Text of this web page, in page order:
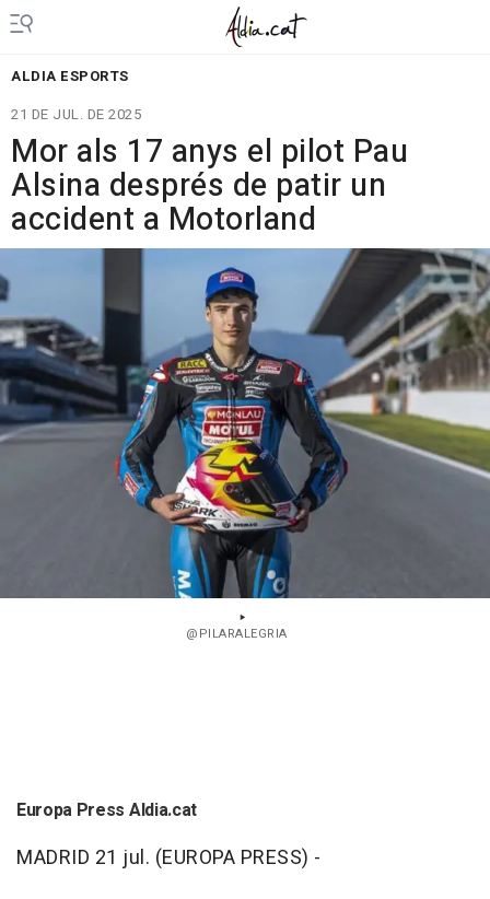
ALDIA ESPORTS
21 DE JUL. DE 2025
Mor als 17 anys el pilot Pau
Alsina després de patir un
accident a Motorland
@PILARALEGRIA
Europa Press Aldia.cat
MADRID 21 jul. (EUROPA PRESS) -